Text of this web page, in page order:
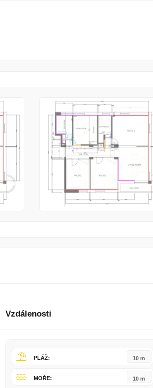
Vzdálenosti
PLÁŽ: 10 m
MOŘE: 10 m